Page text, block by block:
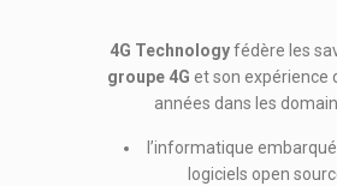
4G Technologyfédère les
groupe 4G et son expérience
années dans les
l’informatique
logiciels open